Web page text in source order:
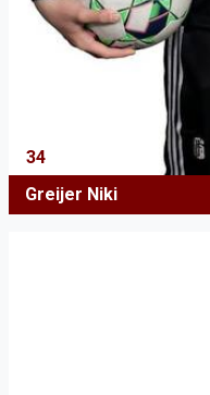
34
Greijer Niki